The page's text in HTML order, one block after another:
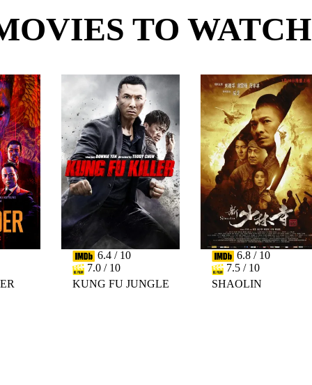
TO WATCH
6.4 / 10
7.0 / 10
KUNG FU JUNGLE
6.8 / 10
7.5 / 10
SHAOLIN